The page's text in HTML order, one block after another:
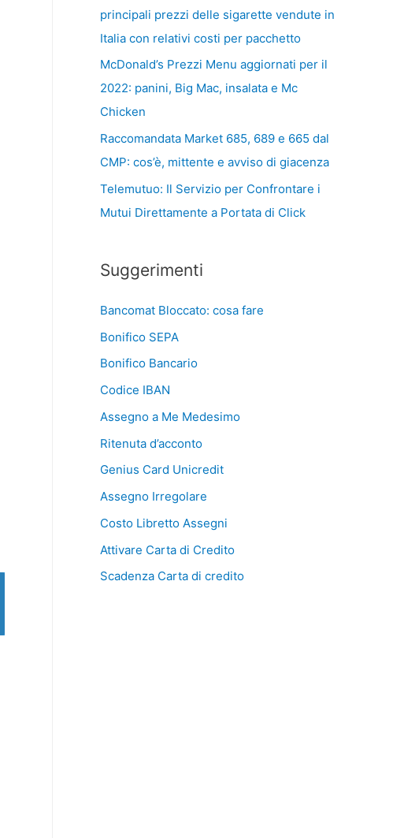
principali prezzi delle sigarette vendute in
Italia con relativi costi per pacchetto
McDonald’s Prezzi Menu aggiornati per il
2022: panini, Big Mac, insalata e Mc
Chicken
Raccomandata Market 685, 689 e 665 dal
CMP: cos’è, mittente e avviso di giacenza
Telemutuo: Il Servizio per Confrontare i
Mutui Direttamente a Portata di Click
Suggerimenti
Bancomat Bloccato: cosa fare
Bonifico SEPA
Bonifico Bancario
Codice IBAN
Assegno a Me Medesimo
Ritenuta d’acconto
Genius Card Unicredit
Assegno Irregolare
Costo Libretto Assegni
Attivare Carta di Credito
Scadenza Carta di credito